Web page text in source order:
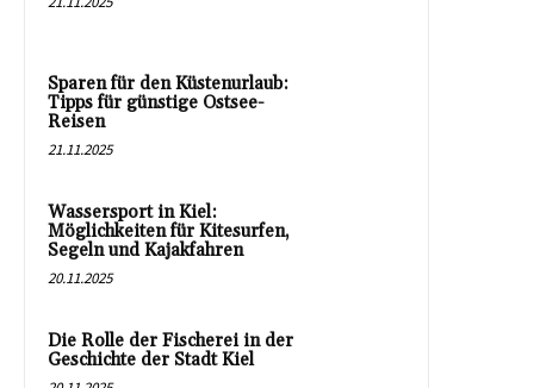
Sparen für den Küstenurlaub:
Tipps für günstige Ostsee-
Reisen
21.11.2025
Wassersport in Kiel:
Möglichkeiten für Kitesurfen,
Segeln und Kajakfahren
20.11.2025
Die Rolle der Fischerei in der
Geschichte der Stadt Kiel